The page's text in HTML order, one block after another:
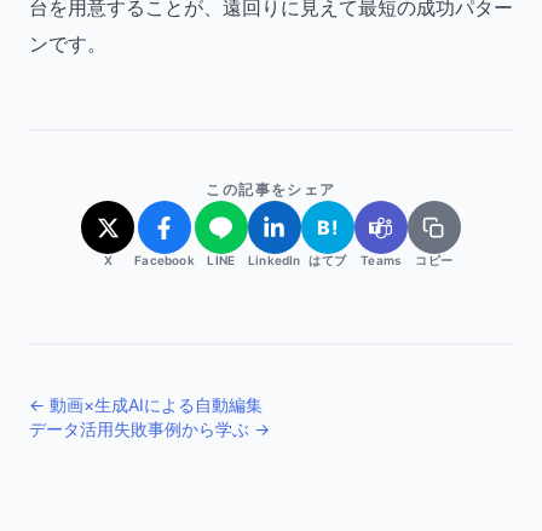
台を用意することが、遠回りに見えて最短の成功パター
ンです。
この記事をシェア
X Facebook LINE LinkedIn
B!
はてブ Teams コピー
← 動画×生成AIによる自動編集
データ活用失敗事例から学ぶ →